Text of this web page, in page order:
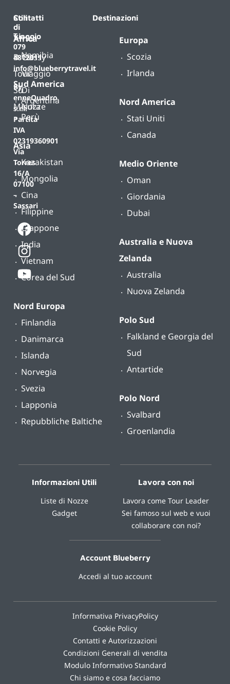
Contatti
T.
079
4812011
info@blueberrytravel.it
By
enneQuadro
s.r.l.
Partita
IVA
02319360901
Via
Torres
16/A
07100
–
Sassari
Destinazioni
Africa
Namibia
Sud America
Argentina
Perù
Asia
Kazakistan
Mongolia
Cina
Filippine
Giappone
India
Vietnam
Corea del Sud
Nord Europa
Finlandia
Danimarca
Islanda
Norvegia
Svezia
Lapponia
Repubbliche Baltiche
Europa
Scozia
Irlanda
Nord America
Stati Uniti
Canada
Medio Oriente
Oman
Giordania
Dubai
Australia e Nuova
Zelanda
Australia
Nuova Zelanda
Polo Sud
Falkland e Georgia del
Sud
Antartide
Polo Nord
Svalbard
Groenlandia
Stili
di
viaggio
B-
Tour
Su
Misura
Classy
Viaggio
Di
Nozze
Informazioni Utili
Liste di Nozze
Gadget
Lavora con noi
Lavora come Tour Leader
Sei famoso sul web e vuoi
collaborare con noi?
Account Blueberry
Accedi al tuo account
Informativa PrivacyPolicy
Cookie Policy
Contatti e Autorizzazioni
Condizioni Generali di vendita
Modulo Informativo Standard
Chi siamo e cosa facciamo